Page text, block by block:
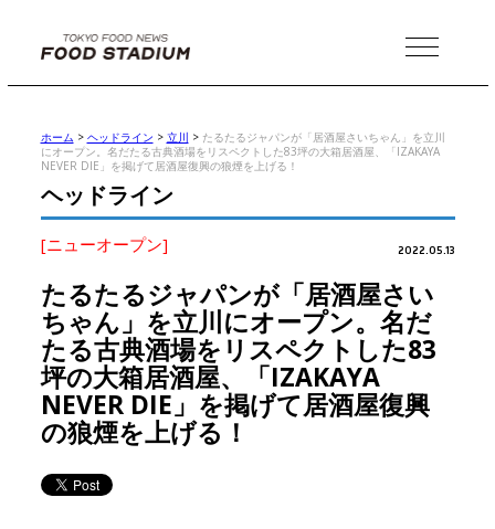
MENU
ホーム > ヘッドライン > 立川 > たるたるジャパンが「居酒屋さいちゃん」を立川
にオープン。名だたる古典酒場をリスペクトした83坪の大箱居酒屋、「IZAKAYA
NEVER DIE」を掲げて居酒屋復興の狼煙を上げる！
ヘッドライン
[ニューオープン] 2022.05.13
たるたるジャパンが「居酒屋さい
ちゃん」を立川にオープン。名だ
たる古典酒場をリスペクトした83
坪の大箱居酒屋、「IZAKAYA
NEVER DIE」を掲げて居酒屋復興
の狼煙を上げる！